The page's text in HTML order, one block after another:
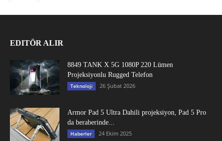
EDITÖR ALIR
8849 TANK X 5G 1080P 220 Lümen
Projeksiyonlu Rugged Telefon
Teknoloji 26 Şubat 2026
Armor Pad 5 Ultra Dahili projeksiyon, Pad 5 Pro
da beraberinde...
Haberler 24 Ekim 2025